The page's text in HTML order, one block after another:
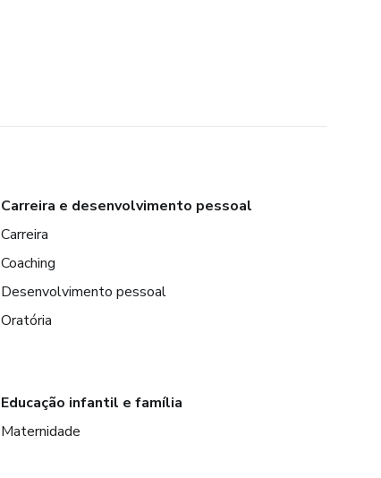
Carreira e desenvolvimento pessoal
Carreira
Coaching
Desenvolvimento pessoal
Oratória
Educação infantil e família
Maternidade